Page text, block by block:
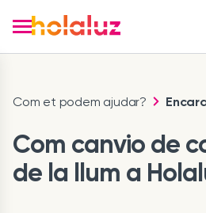
Com et podem ajudar?
Com canvio de
de la llum a